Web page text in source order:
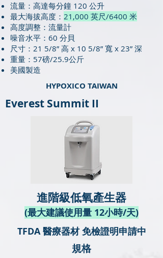
流量：高達每分鐘 120 公升
最大海拔高度： 21,000 英尺/6400 米
高度調整：流量計
噪音水平：60 分貝
尺寸：21 5/8” 高 x 10 5/8” 寬 x 23” 深
重量：57磅/25.9公斤
美國製造
HYPOXICO TAIWAN
Everest Summit II
進階級低氧產生器
​(最大建議使用量 12小時/天)
TFDA 醫療器材 免檢證明申請中
​規格